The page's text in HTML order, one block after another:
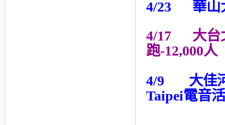
4/23 華山
4/17 大台
跑-12,000人
4/9 大佳河
Taipei電音